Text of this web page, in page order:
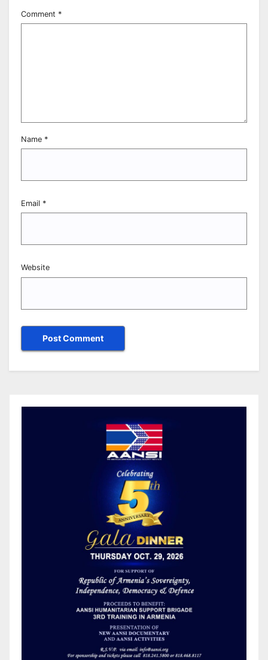
Comment *
Name *
Email *
Website